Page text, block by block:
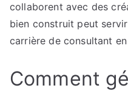
collaborent avec des
bien construit peut
carrière de consultant
Comment